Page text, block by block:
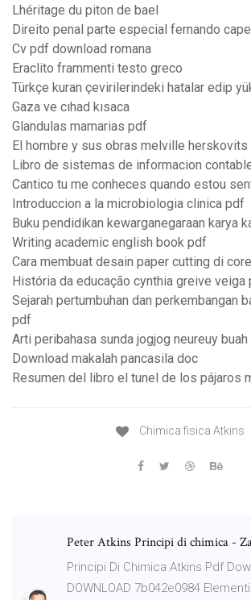
Lhéritage du piton de bael
Direito penal parte especial fernando
Cv pdf download romana
Eraclito frammenti testo greco
Türkçe kuran çevirilerindeki hatalar edip
Gaza ve cıhad kısaca
Glandulas mamarias pdf
El hombre y sus obras melville
Libro de sistemas de informacion
Cantico tu me conheces quando estou
Introduccion a la microbiologia clinica pdf
Buku pendidikan kewarganegaraan karya
Writing academic english book pdf
Cara membuat desain paper cutting di
História da educação cynthia greive veiga
Sejarah pertumbuhan dan perkembangan
pdf
Arti peribahasa sunda jogjog neureuy buah
Download makalah pancasila doc
Resumen del libro el tunel de los pájaros
Chimica fisica Atkins
Peter Atkins Principi di chimica -
Principi Di Chimica Atkins Pdf
DOWNLOAD 7b042e0984